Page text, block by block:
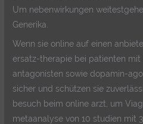
Um nebenwirkungen
Generika.
Wenn sie online auf einen
ersatz-therapie bei patienten
antagonisten sowie dopamin-
sicher und schützen sie
besuch beim online arzt, um
metaanalyse von 10 studien mit